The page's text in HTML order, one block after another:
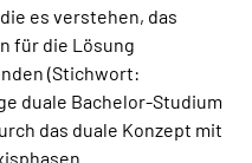
es verstehen, das
für die Lösung
(Stichwort:
duale Bachelor-Studium
das duale Konzept mit